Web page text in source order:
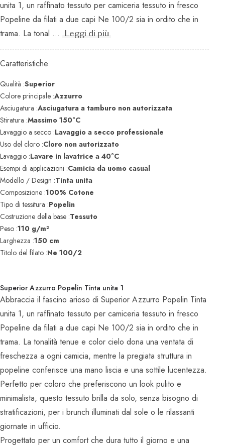
unita 1, un raffinato tessuto per camiceria tessuto in fresco
Popeline da filati a due capi Ne 100/2 sia in ordito che in
trama. La tonal ...
Leggi di più
Caratteristiche
Qualità :Superior
Colore principale :Azzurro
Asciugatura :Asciugatura a tamburo non autorizzata
Stiratura :Massimo 150°C
Lavaggio a secco :Lavaggio a secco professionale
Uso del cloro :Cloro non autorizzato
Lavaggio :Lavare in lavatrice a 40°C
Esempi di applicazioni :Camicia da uomo casual
Modello / Design :Tinta unita
Composizione :100% Cotone
Tipo di tessitura :Popelin
Costruzione della base :Tessuto
Peso :110 g/m²
Larghezza :150 cm
Titolo del filato :Ne 100/2
Superior Azzurro Popelin Tinta unita 1
Abbraccia il fascino arioso di Superior Azzurro Popelin Tinta
unita 1, un raffinato tessuto per camiceria tessuto in fresco
Popeline da filati a due capi Ne 100/2 sia in ordito che in
trama. La tonalità tenue e color cielo dona una ventata di
freschezza a ogni camicia, mentre la pregiata struttura in
popeline conferisce una mano liscia e una sottile lucentezza.
Perfetto per coloro che preferiscono un look pulito e
minimalista, questo tessuto brilla da solo, senza bisogno di
stratificazioni, per i brunch illuminati dal sole o le rilassanti
giornate in ufficio.
Progettato per un comfort che dura tutto il giorno e una